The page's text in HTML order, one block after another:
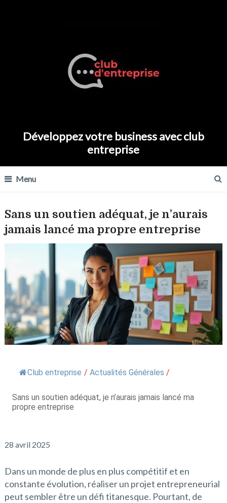
Développez votre business avec club
entreprise
Menu
Sans un soutien adéquat, je n’aurais
jamais lancé ma propre entreprise
Club entreprise / Actualités Générales /
Sans un soutien adéquat, je n’aurais jamais lancé ma
propre entreprise
28 avril 2025
Dans un monde de plus en plus compétitif et en
constante évolution, réaliser un projet entrepreneurial
peut sembler être un défi titanesque. Pourtant, de